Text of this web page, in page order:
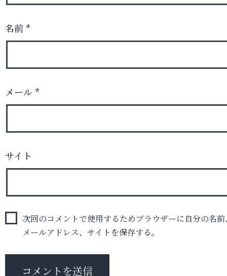
名前 *
メール *
サイト
次回のコメントで使用するためブラウザーに自分の名前
メールアドレス、サイトを保存する。